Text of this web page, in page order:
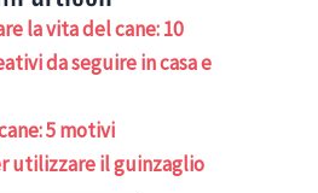
la vita del cane: 10
da seguire in casa e
5 motivi
utilizzare il guinzaglio